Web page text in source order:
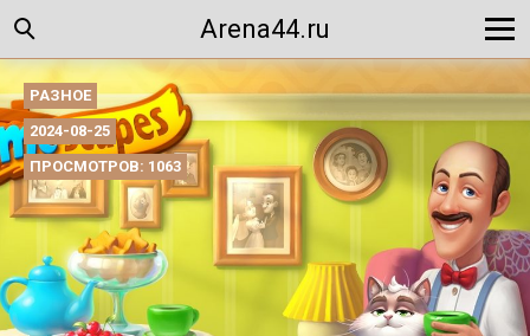
Arena44.ru
РАЗНОЕ
2024-08-25
ПРОСМОТРОВ: 1063